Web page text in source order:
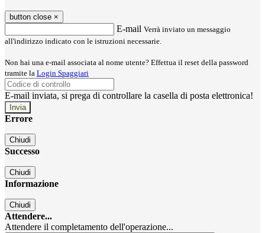
button close ×
E-mail Verrà inviato un messaggio
all'indirizzo indicato con le istruzioni necessarie.
Non hai una e-mail associata al nome utente? Effettua il reset della password
tramite la Login Spaggiari
E-mail inviata, si prega di controllare la casella di posta elettronica!
Errore
Chiudi
Successo
Chiudi
Informazione
Chiudi
Attendere...
Attendere il completamento dell'operazione...